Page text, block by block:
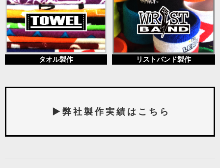
タオル製作 リストバンド製作
▶ 弊 社 製 作 実 績 は こ ち ら